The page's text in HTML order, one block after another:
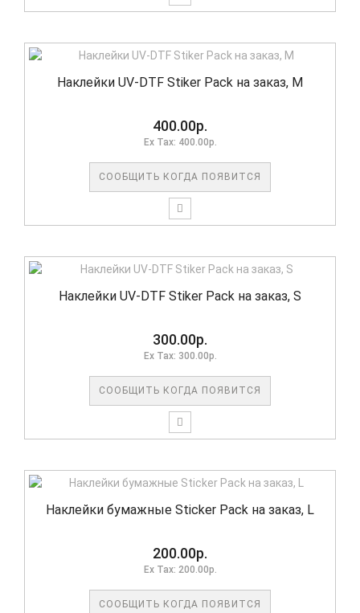
Наклейки UV-DTF Stiker Pack на заказ, M
400.00р.
Ex Tax: 400.00р.
СООБЩИТЬ КОГДА ПОЯВИТСЯ
Наклейки UV-DTF Stiker Pack на заказ, S
300.00р.
Ex Tax: 300.00р.
СООБЩИТЬ КОГДА ПОЯВИТСЯ
Наклейки бумажные Sticker Pack на заказ, L
200.00р.
Ex Tax: 200.00р.
СООБЩИТЬ КОГДА ПОЯВИТСЯ